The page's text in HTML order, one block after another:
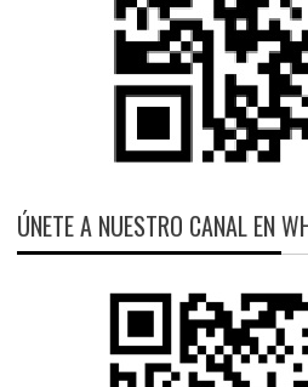
ÚNETE A NUESTRO CANAL EN